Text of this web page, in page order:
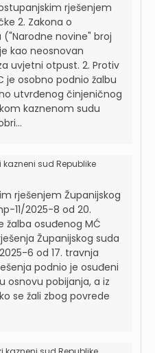
rješenjem
2. Zakona o
novine" broj
kao neosnovan
uvjetni otpust. 2. Protiv
je osobno podnio žalbu
utvrđenog činjeničnog
kaznenom sudu
kazneni sud Republike
rješenjem Županijskog
11/2025-8 od 20.
žalba osuđenog MĆ
Županijskog suda
6 od 17. travnja
podnio je osuđeni
osnovu pobijanja, a iz
se žali zbog povrede